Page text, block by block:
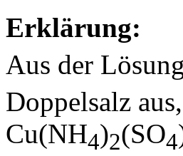
Erklärung:
Aus der
Doppelsalz
Cu(NH4)2(SO4